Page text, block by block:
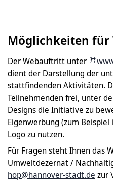
Möglichkeiten für
Der Webauftritt unter
dient der Darstellung der
stattfindenden Aktivitäten.
Teilnehmenden frei, unter
Designs die Initiative zu
Eigenwerbung (zum
Logo zu nutzen.
Für Fragen steht Ihnen das
Umweltdezernat /
hop@hannover-stadt.de zur